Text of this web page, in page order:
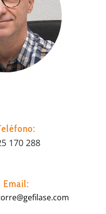
170 288
Email: